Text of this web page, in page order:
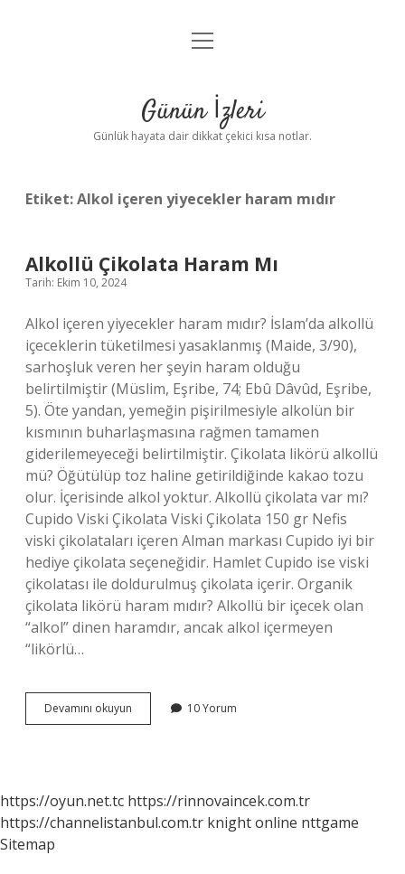
Anasayfa
Yasal Uyarı
menüyü
Günün İzleri
Günlük hayata dair dikkat çekici kısa notlar.
Etiket:Alkol içeren yiyecekler haram mıdır
Alkollü Çikolata Haram Mı
Tarih: Ekim 10, 2024
Alkol içeren yiyecekler haram mıdır? İslam’da alkollü
içeceklerin tüketilmesi yasaklanmış (Maide, 3/90),
sarhoşluk veren her şeyin haram olduğu
belirtilmiştir (Müslim, Eşribe, 74; Ebû Dâvûd, Eşribe,
5). Öte yandan, yemeğin pişirilmesiyle alkolün bir
kısmının buharlaşmasına rağmen tamamen
giderilemeyeceği belirtilmiştir. Çikolata likörü alkollü
mü? Öğütülüp toz haline getirildiğinde kakao tozu
olur. İçerisinde alkol yoktur. Alkollü çikolata var mı?
Cupido Viski Çikolata Viski Çikolata 150 gr Nefis
viski çikolataları içeren Alman markası Cupido iyi bir
hediye çikolata seçeneğidir. Hamlet Cupido ise viski
çikolatası ile doldurulmuş çikolata içerir. Organik
çikolata likörü haram mıdır? Alkollü bir içecek olan
“alkol” dinen haramdır, ancak alkol içermeyen
“likörlü…
Devamını okuyun
Çikolata
10 Yorum
https://oyun.net.tc https://rinnovaincek.com.tr
https://channelistanbul.com.tr knight online nttgame
Sitemap